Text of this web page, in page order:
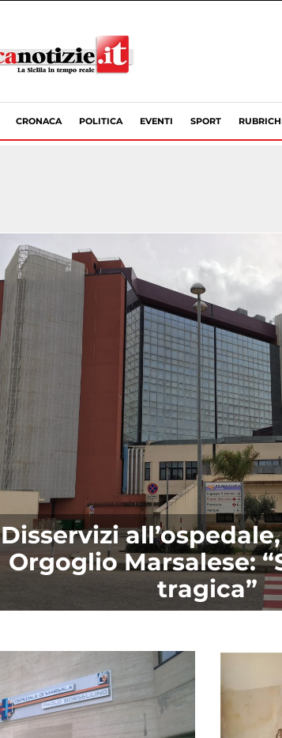
CRONACA POLITICA EVENTI SPORT
Disservizi
Orgoglio Marsalese:
tragica”